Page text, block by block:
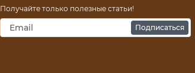
Получайте только полезные статьи!
Подписаться